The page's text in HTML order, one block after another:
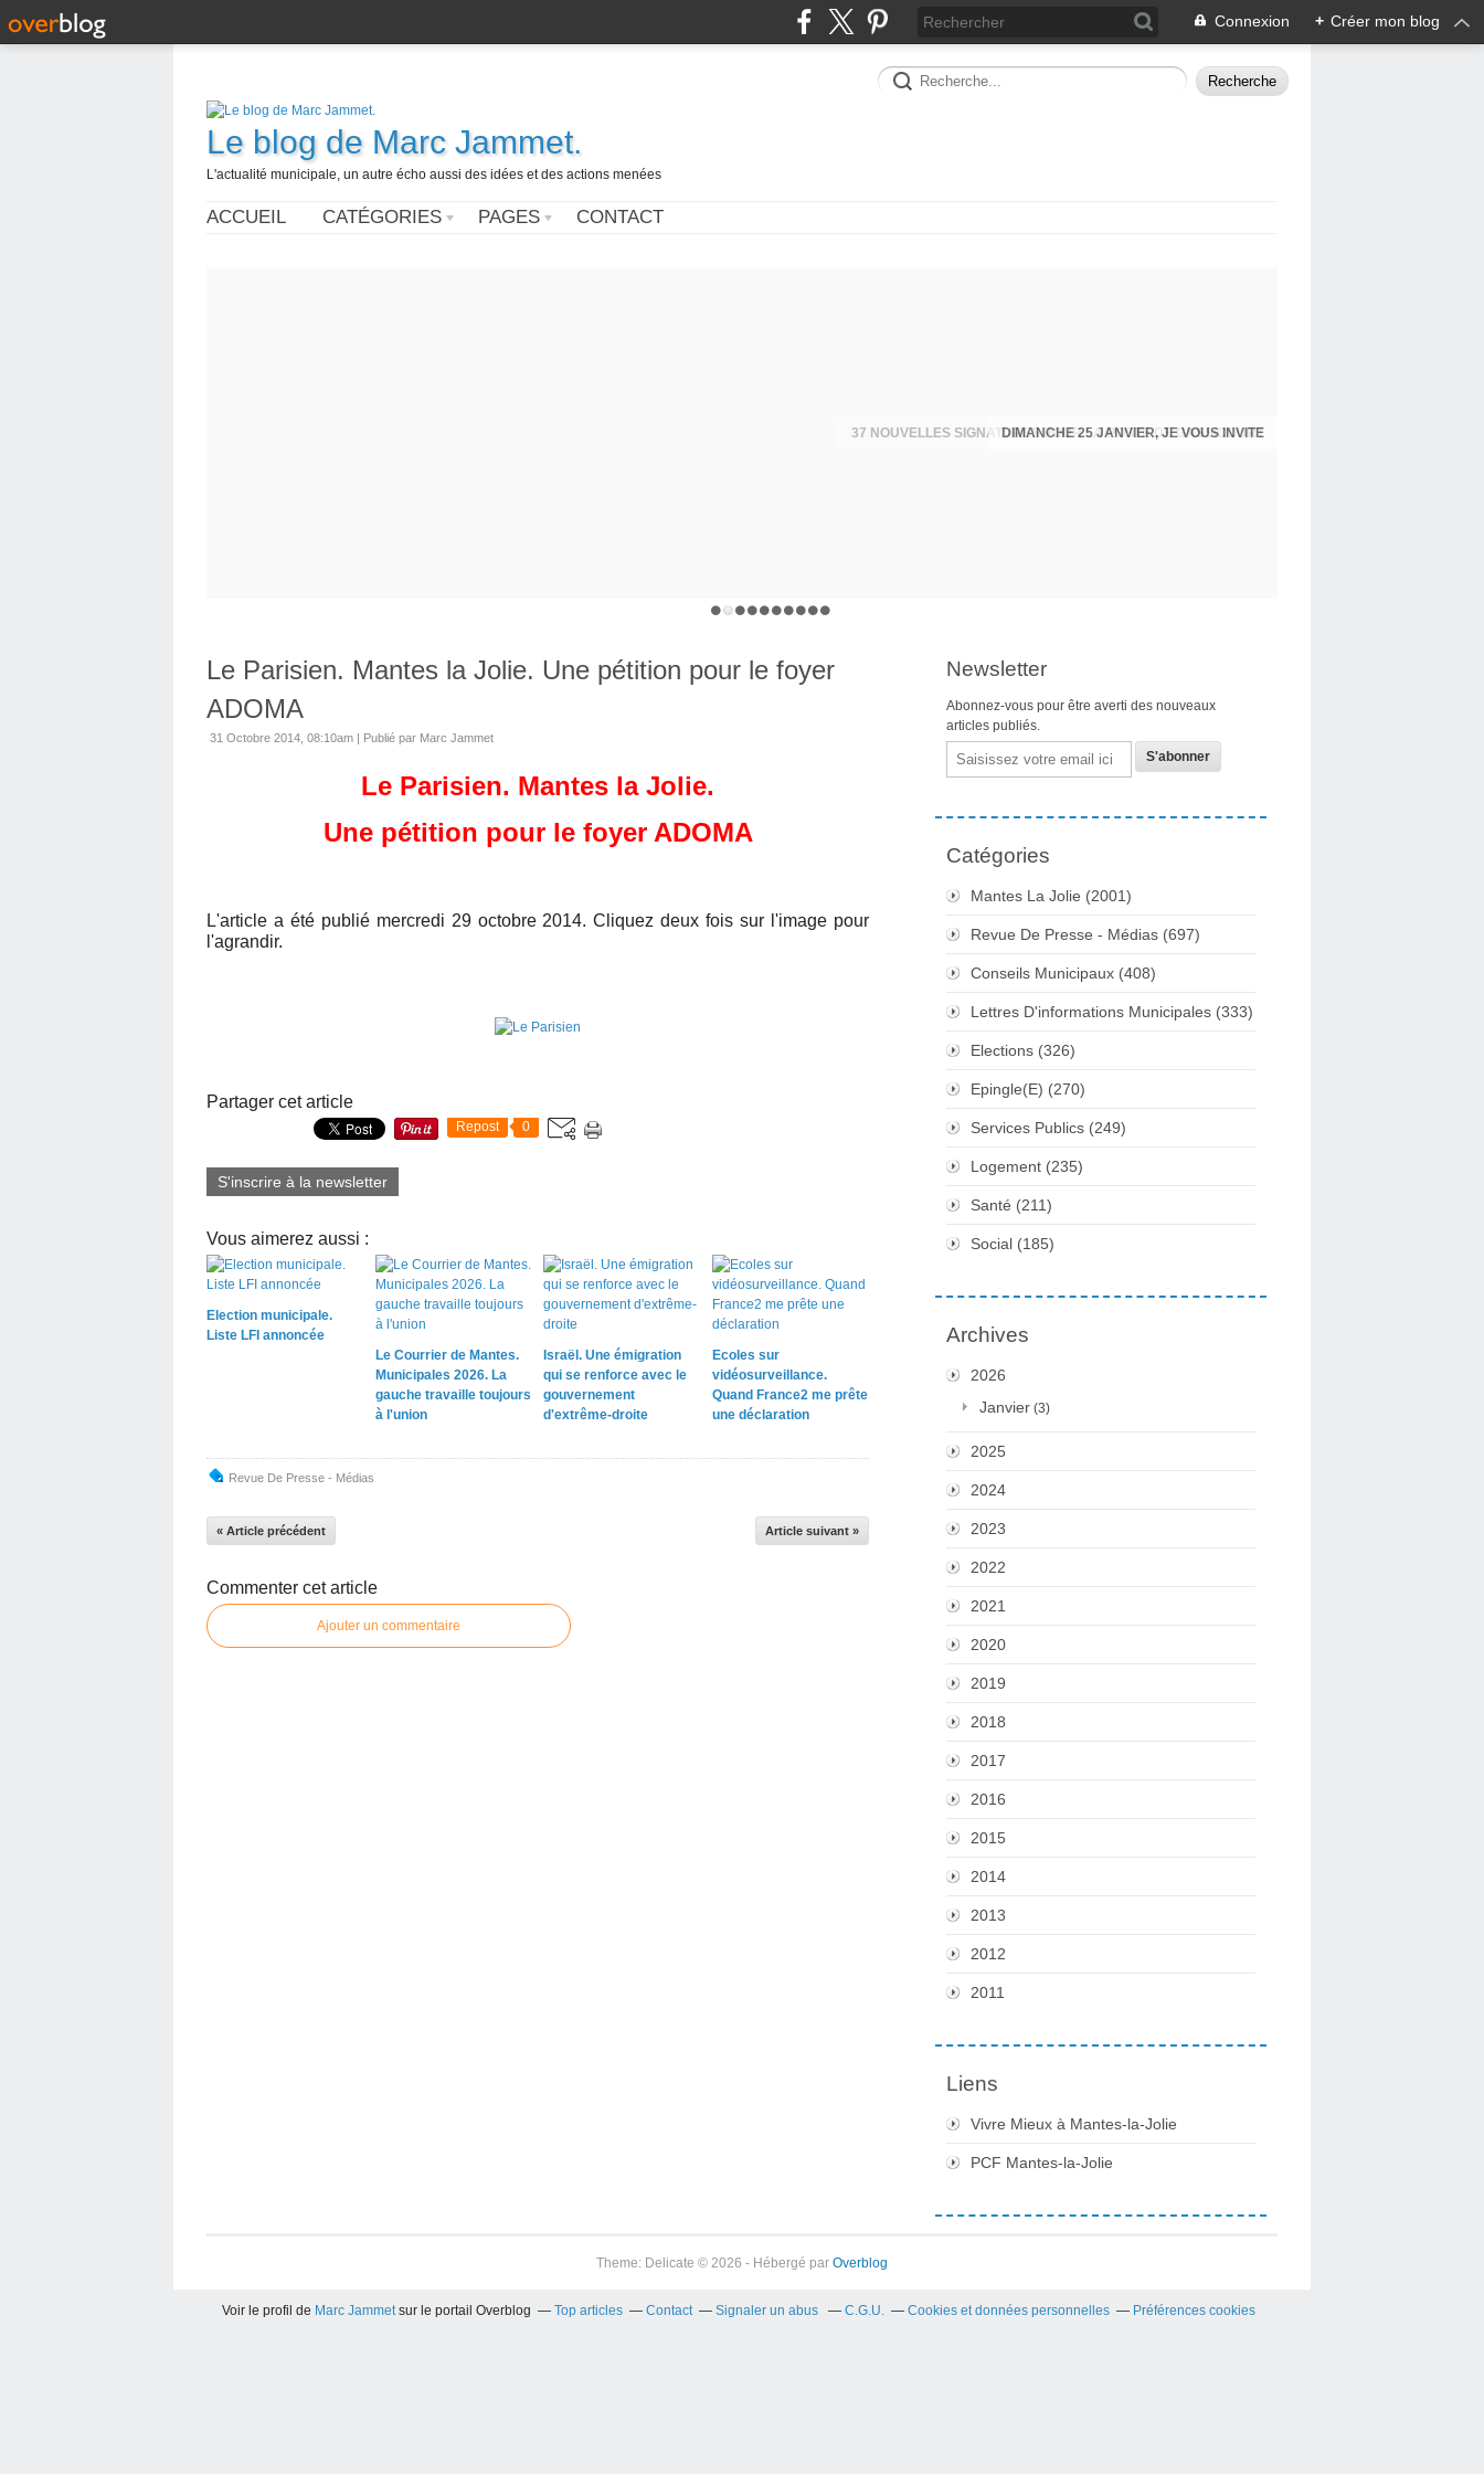
Connexion + Créer mon blog
Le blog de Marc Jammet.
L'actualité municipale, un autre écho aussi des idées et des actions menées
ACCUEIL CATÉGORIES PAGES CONTACT
DIMANCHE 25 JANVIER, JE VOUS INVITE
Le Parisien. Mantes la Jolie. Une pétition pour le foyer
ADOMA
31 Octobre 2014, 08:10am | Publié par Marc Jammet
Le Parisien. Mantes la Jolie.
Une pétition pour le foyer ADOMA
L'article a été publié mercredi 29 octobre 2014. Cliquez deux fois sur l'image pour
l'agrandir.
Partager cet article
Repost 0
S'inscrire à la newsletter
Vous aimerez aussi :
Election municipale.
Liste LFI annoncée
Le Courrier de Mantes.
Municipales 2026. La
gauche travaille toujours
à l'union
Israël. Une émigration
qui se renforce avec le
gouvernement
d'extrême-droite
Ecoles sur
vidéosurveillance.
Quand France2 me prête
une déclaration
Revue De Presse - Médias
« Article précédent Article suivant »
Commenter cet article
Ajouter un commentaire
Newsletter
Abonnez-vous pour être averti des nouveaux
articles publiés.
Email
Catégories
Mantes La Jolie (2001)
Revue De Presse - Médias (697)
Conseils Municipaux (408)
Lettres D'informations Municipales (333)
Elections (326)
Epingle(e) (270)
Services Publics (249)
Logement (235)
Santé (211)
Social (185)
Archives
2026
Janvier (3)
2025
2024
2023
2022
2021
2020
2019
2018
2017
2016
2015
2014
2013
2012
2011
Liens
Vivre Mieux à Mantes-la-Jolie
PCF Mantes-la-Jolie
Theme: Delicate © 2026 - Hébergé par Overblog
Voir le profil de Marc Jammetsur le portail Overblog Top articles Contact Signaler un abus C.G.U. Cookies et données personnelles Préférences cookies